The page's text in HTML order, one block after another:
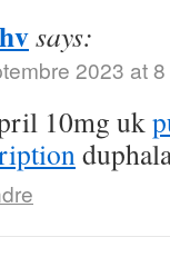
says:
2023 at
10mg uk